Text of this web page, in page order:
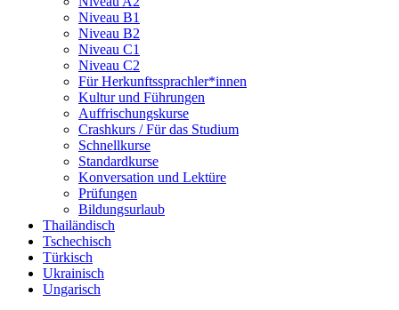
Niveau B1
Niveau B2
Niveau C1
Niveau C2
Für Herkunftssprachler*innen
Kultur und Führungen
Auffrischungskurse
Crashkurs / Für das Studium
Schnellkurse
Standardkurse
Konversation und Lektüre
Prüfungen
Bildungsurlaub
Thailändisch
Tschechisch
Türkisch
Ukrainisch
Ungarisch